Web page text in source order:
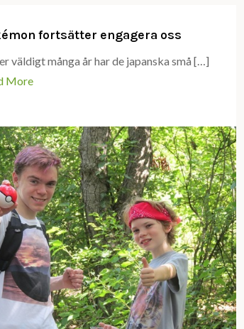
fortsätter engagera oss
väldigt många år har de japanska små […]
More